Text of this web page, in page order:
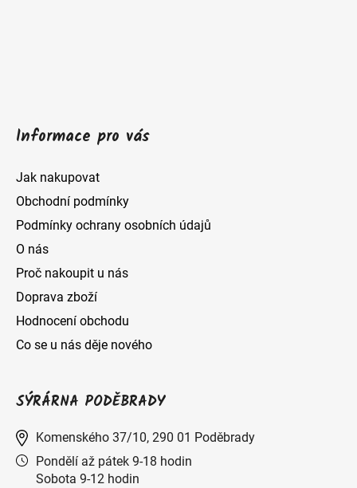
Informace pro vás
Jak nakupovat
Obchodní podmínky
Podmínky ochrany osobních údajů
O nás
Proč nakoupit u nás
Doprava zboží
Hodnocení obchodu
Co se u nás děje nového
SÝRÁRNA PODĚBRADY
Komenského 37/10, 290 01 Poděbrady
Pondělí až pátek 9-18 hodin
Sobota 9-12 hodin